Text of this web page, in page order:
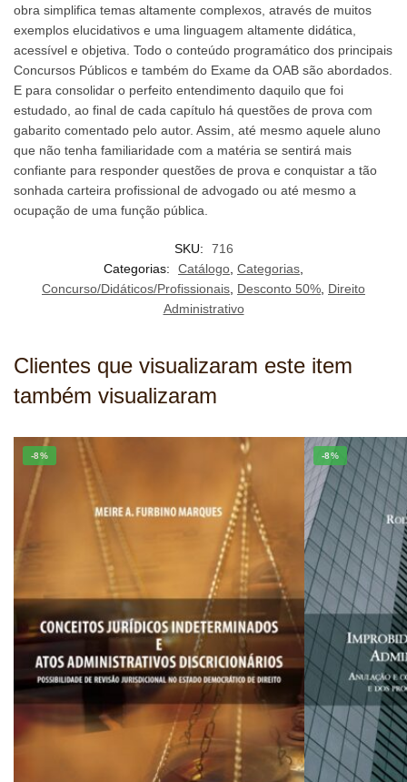
obra simplifica temas altamente complexos, através de muitos
exemplos elucidativos e uma linguagem altamente didática,
acessível e objetiva. Todo o conteúdo programático dos principais
Concursos Públicos e também do Exame da OAB são abordados.
E para consolidar o perfeito entendimento daquilo que foi
estudado, ao final de cada capítulo há questões de prova com
gabarito comentado pelo autor. Assim, até mesmo aquele aluno
que não tenha familiaridade com a matéria se sentirá mais
confiante para responder questões de prova e conquistar a tão
sonhada carteira profissional de advogado ou até mesmo a
ocupação de uma função pública.
SKU:
716
Categorias:
Catálogo, Categorias,
Concurso/Didáticos/Profissionais, Desconto 50%, Direito
Administrativo
Clientes que visualizaram este item
também visualizaram
-8% -8%